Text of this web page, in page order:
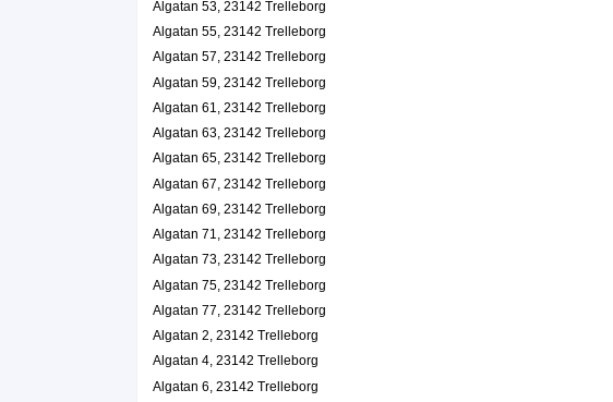
0410-18770
Algatan 24, 23142 Trelleborg
Turner Tandläkarpraktik AB
Yvonne Turner
0410-16020
Systrar & Bönor Coffeshop HB
0410-18767
Algatan 28, 23142 Trelleborg
Cocette i Trelleborg AB
Annette Ann-Christin Ellerström
Algatan 31, 23142 Trelleborg
Ma Fleur AB
Emma Josephine Nielsen
Algatan 32, 23142 Trelleborg
Algatan 53, 23142 Trelleborg
Algatan 55, 23142 Trelleborg
Algatan 57, 23142 Trelleborg
Algatan 59, 23142 Trelleborg
Algatan 61, 23142 Trelleborg
Algatan 63, 23142 Trelleborg
Algatan 65, 23142 Trelleborg
Algatan 67, 23142 Trelleborg
Algatan 69, 23142 Trelleborg
Algatan 71, 23142 Trelleborg
Algatan 73, 23142 Trelleborg
Algatan 75, 23142 Trelleborg
Algatan 77, 23142 Trelleborg
Algatan 2, 23142 Trelleborg
Algatan 4, 23142 Trelleborg
Algatan 6, 23142 Trelleborg